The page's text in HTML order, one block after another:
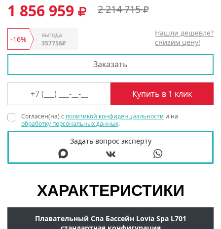
1 856 959 2 214 715
-16%
выгода
357756₽
Нашли дешевле?
снизим цену!
Заказать
Согласен(на) с политикой конфиденциальности и на
обработку персональных данных.
Задать вопрос эксперту
ХАРАКТЕРИСТИКИ
Плавательный Спа Бассейн Lovia Spa L701